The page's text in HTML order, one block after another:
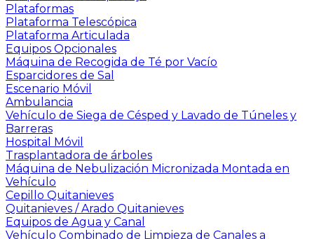
Plataformas
Plataforma Telescópica
Plataforma Articulada
Equipos Opcionales
Máquina de Recogida de Té por Vacío
Esparcidores de Sal
Escenario Móvil
Ambulancia
Vehículo de Siega de Césped y Lavado de Túneles y
Barreras
Hospital Móvil
Trasplantadora de árboles
Máquina de Nebulización Micronizada Montada en
Vehículo
Cepillo Quitanieves
Quitanieves / Arado Quitanieves
Equipos de Agua y Canal
Vehículo Combinado de Limpieza de Canales a